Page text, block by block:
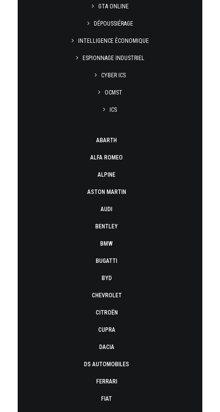
GTA ONLINE
DÉPOUSSIÉRAGE
INTELLIGENCE ÉCONOMIQUE
ESPIONNAGE INDUSTRIEL
CYBER ICS
OCMST
ICS
ABARTH
ALFA ROMEO
ALPINE
ASTON MARTIN
AUDI
BENTLEY
BMW
BUGATTI
BYD
CHEVROLET
CITROËN
CUPRA
DACIA
DS AUTOMOBILES
FERRARI
FIAT